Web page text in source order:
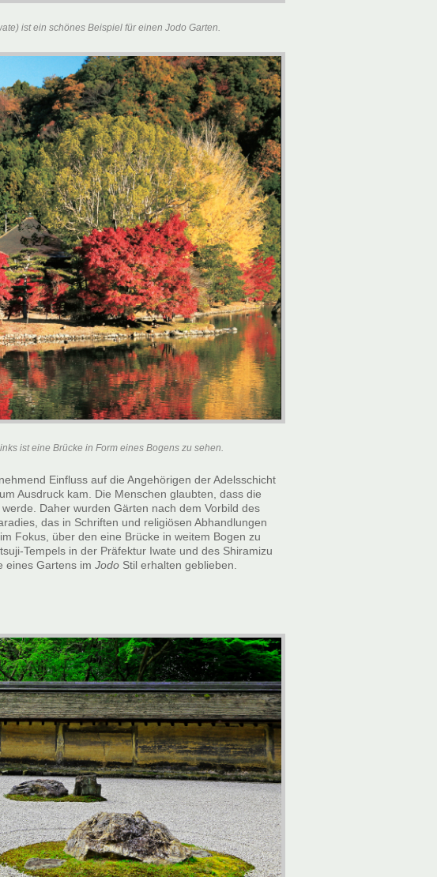
ist ein schönes Beispiel für einen Jodo Garten.
ist eine Brücke in Form eines Bogens zu sehen.
Einfluss auf die Angehörigen der Adelsschicht
Ausdruck kam. Die Menschen glaubten, dass die
Daher wurden Gärten nach dem Vorbild des
das in Schriften und religiösen Abhandlungen
Fokus, über den eine Brücke in weitem Bogen zu
Tempels in der Präfektur Iwate und des Shiramizu
eines Gartens im Jodo Stil erhalten geblieben.